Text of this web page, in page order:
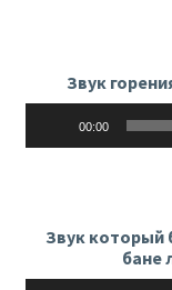
Звук
00:00
Звук который
бане